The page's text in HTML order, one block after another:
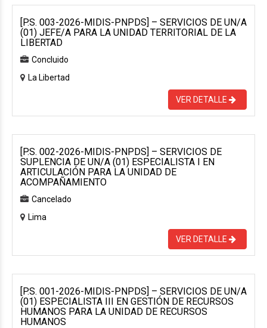
[P.S. 003-2026-MIDIS-PNPDS] – SERVICIOS DE UN/A
(01) JEFE/A PARA LA UNIDAD TERRITORIAL DE LA
LIBERTAD
Concluido
La Libertad
VER DETALLE
[P.S. 002-2026-MIDIS-PNPDS] – SERVICIOS DE
SUPLENCIA DE UN/A (01) ESPECIALISTA I EN
ARTICULACIÓN PARA LA UNIDAD DE
ACOMPAÑAMIENTO
Cancelado
Lima
VER DETALLE
[P.S. 001-2026-MIDIS-PNPDS] – SERVICIOS DE UN/A
(01) ESPECIALISTA III EN GESTIÓN DE RECURSOS
HUMANOS PARA LA UNIDAD DE RECURSOS
HUMANOS